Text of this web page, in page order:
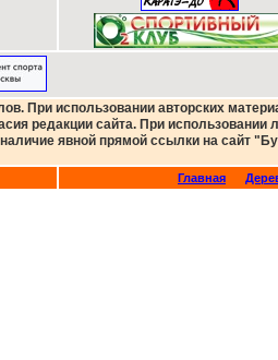
При использовании авторских
редакции сайта. При использовании
явной прямой ссылки на сайт
Главная